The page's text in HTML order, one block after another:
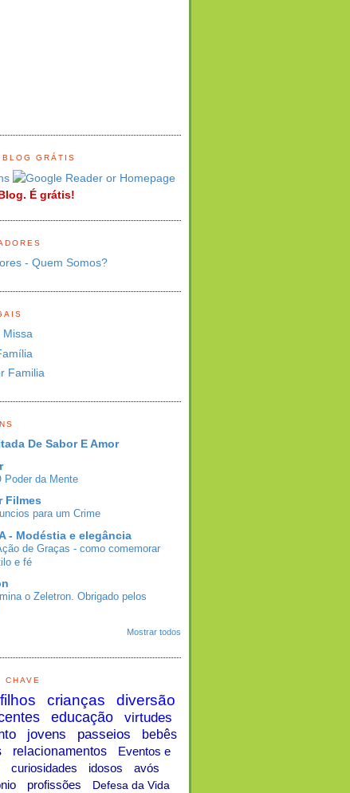
GRÁTIS
É grátis!
- Quem Somos?
Missa
Familia
De Sabor E Amor
Poder da Mente
Filmes
para um Crime
- Modéstia e elegância
de Graças - como comemorar
e fé
o Zeletron. Obrigado pelos
Mostrar todos
CHAVE
filhos crianças diversão
educação
virtudes
jovens passeios
bebês
relacionamentos
Eventos e
curiosidades idosos
avós
profissões
Defesa da Vida